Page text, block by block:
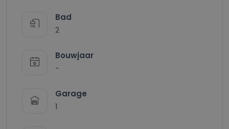
Bad
2
Bouwjaar
-
Garage
1